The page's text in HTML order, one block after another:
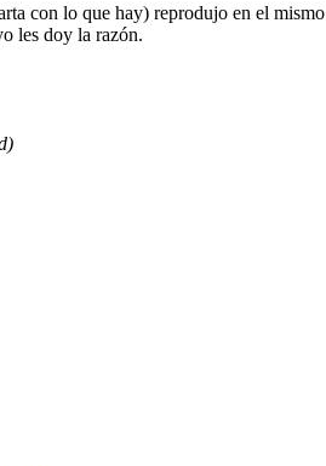
con lo que hay) reprodujo en el
les doy la razón.